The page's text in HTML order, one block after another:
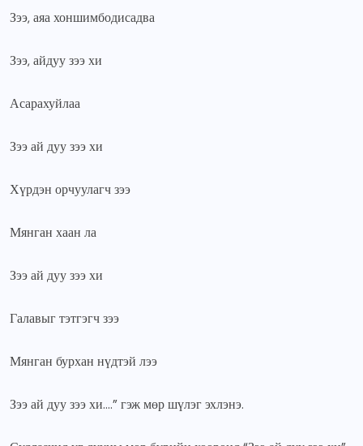
Зээ, аяа хоншимбодисадва
Зээ, айдуу зээ хи
Асарахуйлаа
Зээ ай дуу зээ хи
Хүрдэн орчуулагч зээ
Мянган хаан ла
Зээ ай дуу зээ хи
Галавыг тэтгэгч зээ
Мянган бурхан нүдтэй лээ
Зээ ай дуу зээ хи….” гэж мөр шүлэг эхлэнэ.